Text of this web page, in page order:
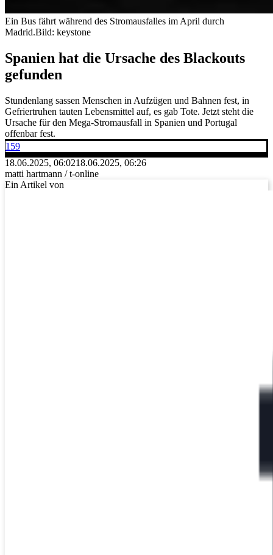
Ein Bus fährt während des Stromausfalles im April durch
Madrid.Bild: keystone
Spanien hat die Ursache des Blackouts
gefunden
Stundenlang sassen Menschen in Aufzügen und Bahnen fest, in
Gefriertruhen tauten Lebensmittel auf, es gab Tote. Jetzt steht die
Ursache für den Mega-Stromausfall in Spanien und Portugal
offenbar fest.
159
18.06.2025, 06:0218.06.2025, 06:26
matti hartmann / t-online
Ein Artikel von